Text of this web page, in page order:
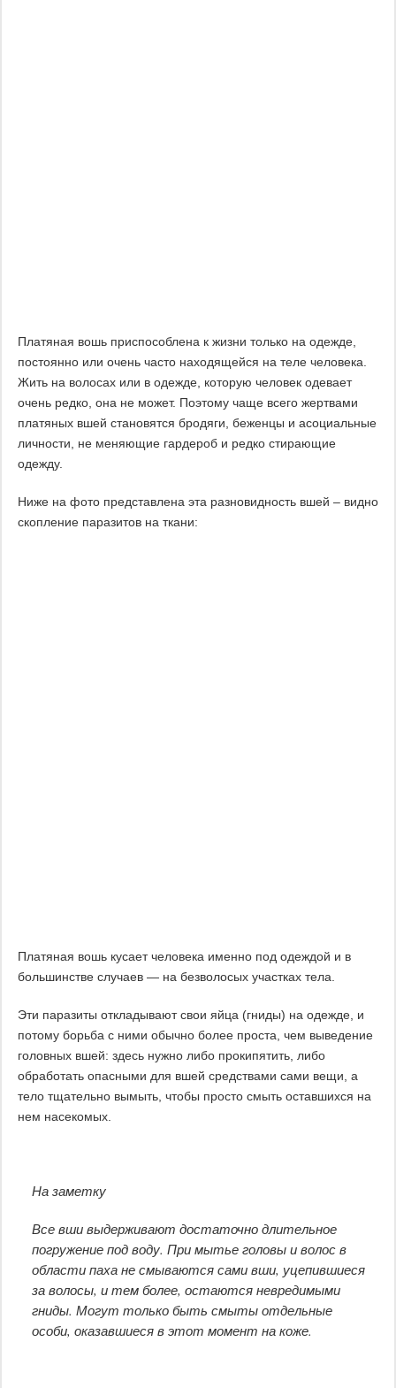
Платяная вошь приспособлена к жизни только на одежде,
постоянно или очень часто находящейся на теле человека.
Жить на волосах или в одежде, которую человек одевает
очень редко, она не может. Поэтому чаще всего жертвами
платяных вшей становятся бродяги, беженцы и асоциальные
личности, не меняющие гардероб и редко стирающие
одежду.
Ниже на фото представлена эта разновидность вшей – видно
скопление паразитов на ткани:
Платяная вошь кусает человека именно под одеждой и в
большинстве случаев — на безволосых участках тела.
Эти паразиты откладывают свои яйца (гниды) на одежде, и
потому борьба с ними обычно более проста, чем выведение
головных вшей: здесь нужно либо прокипятить, либо
обработать опасными для вшей средствами сами вещи, а
тело тщательно вымыть, чтобы просто смыть оставшихся на
нем насекомых.
На заметку
Все вши выдерживают достаточно длительное
погружение под воду. При мытье головы и волос в
области паха не смываются сами вши, уцепившиеся
за волосы, и тем более, остаются невредимыми
гниды. Могут только быть смыты отдельные
особи, оказавшиеся в этот момент на коже.